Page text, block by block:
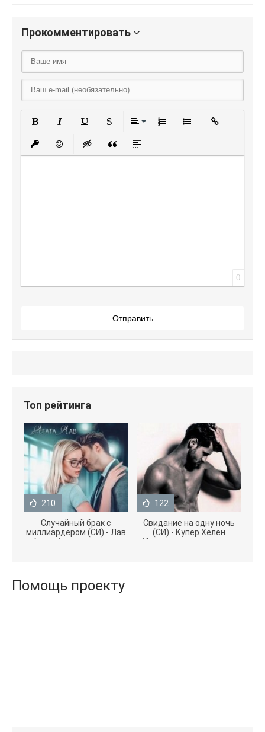
Прокомментировать
Вставить защищенную ссылку
Вставить смайлик
Вставка скрытого текста
Вставка цитаты
Вставка спойлера
0
Отправить
Топ рейтинга
210
Случайный брак с
миллиардером (СИ) - Лав
Агата (полная версия
122
Свидание на одну ночь
(СИ) - Купер Хелен
(бесплатные серии книг
Помощь проекту